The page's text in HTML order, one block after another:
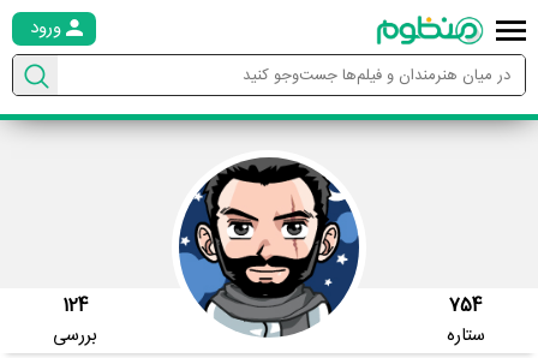
ورود
754
ستاره
124
بررسی